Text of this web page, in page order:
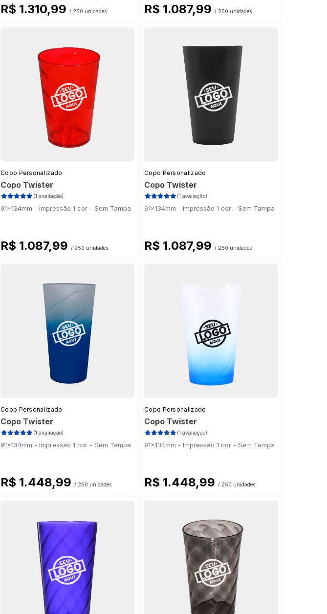
R$ 1.310,99 / 250 unidades R$ 1.087,99 / 250 unidades
Copo Personalizado
Copo Twister
(1 avaliação)
91x134mm - Impressão 1 cor - Sem Tampa
R$ 1.087,99 / 250 unidades
Copo Personalizado
Copo Twister
(1 avaliação)
91x134mm - Impressão 1 cor - Sem Tampa
R$ 1.087,99 / 250 unidades
Copo Personalizado
Copo Twister
(1 avaliação)
91x134mm - Impressão 1 cor - Sem Tampa
R$ 1.448,99 / 250 unidades
Copo Personalizado
Copo Twister
(1 avaliação)
91x134mm - Impressão 1 cor - Sem Tampa
R$ 1.448,99 / 250 unidades